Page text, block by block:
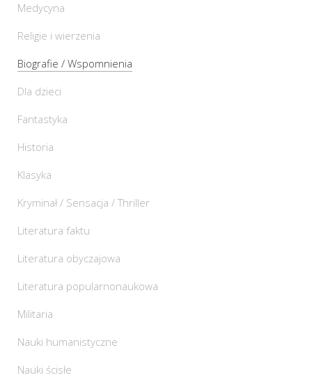
Medycyna
Religie i wierzenia
Biografie / Wspomnienia
Dla dzieci
Fantastyka
Historia
Klasyka
Kryminał / Sensacja / Thriller
Literatura faktu
Literatura obyczajowa
Literatura popularnonaukowa
Militaria
Nauki humanistyczne
Nauki ścisłe